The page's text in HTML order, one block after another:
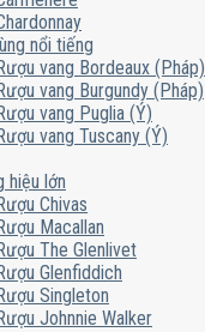
nổi tiếng
vang Bordeaux (Pháp)
vang Burgundy (Pháp)
vang Puglia (Ý)
vang Tuscany (Ý)
hiệu lớn
Chivas
Macallan
The Glenlivet
Glenfiddich
Singleton
Johnnie Walker